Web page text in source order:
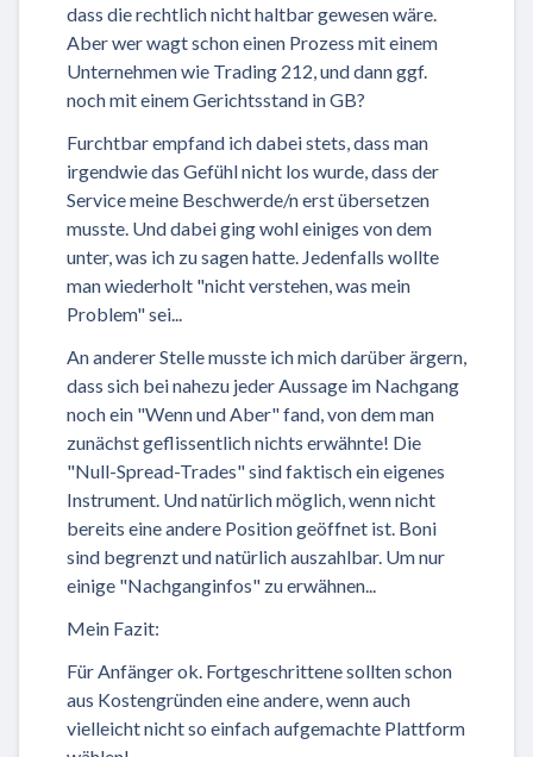
dass die rechtlich nicht haltbar gewesen wäre.
Aber wer wagt schon einen Prozess mit einem
Unternehmen wie Trading 212, und dann ggf.
noch mit einem Gerichtsstand in GB?
Furchtbar empfand ich dabei stets, dass man
irgendwie das Gefühl nicht los wurde, dass der
Service meine Beschwerde/n erst übersetzen
musste. Und dabei ging wohl einiges von dem
unter, was ich zu sagen hatte. Jedenfalls wollte
man wiederholt "nicht verstehen, was mein
Problem" sei...
An anderer Stelle musste ich mich darüber ärgern,
dass sich bei nahezu jeder Aussage im Nachgang
noch ein "Wenn und Aber" fand, von dem man
zunächst geflissentlich nichts erwähnte! Die
"Null-Spread-Trades" sind faktisch ein eigenes
Instrument. Und natürlich möglich, wenn nicht
bereits eine andere Position geöffnet ist. Boni
sind begrenzt und natürlich auszahlbar. Um nur
einige "Nachganginfos" zu erwähnen...
Mein Fazit:
Für Anfänger ok. Fortgeschrittene sollten schon
aus Kostengründen eine andere, wenn auch
vielleicht nicht so einfach aufgemachte Plattform